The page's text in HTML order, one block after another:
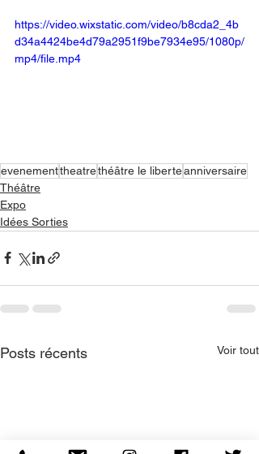
https://video.wixstatic.com/video/b8cda2_4b
d34a4424be4d79a2951f9be7934e95/1080p/
mp4/file.mp4
evenementtheatrethéâtre le liberteanniversaire
Théâtre
Expo
Idées Sorties
Posts récents Voir tout